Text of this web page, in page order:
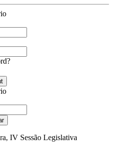
IV Sessão Legislativa